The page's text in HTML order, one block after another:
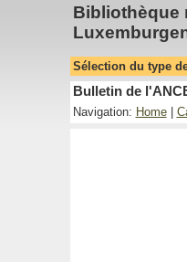
Bibliothèque
Sélection du type
Bulletin de
Navigation: Home|